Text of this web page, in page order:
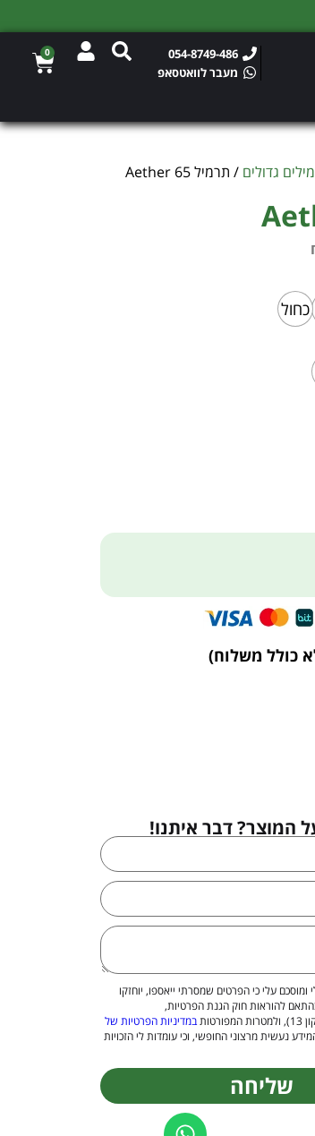
054-8749-486
מעבר לוואטסאפ
0
גדולים
/ תרמיל Aether 65
כחול
כולל משלוח)
המוצר? דבר איתנו!
ומוסכם עלי כי הפרטים שמסרתי ייאספו, יוחזקו
להוראות חוק הגנת הפרטיות,
במדיניות הפרטיות של
נעשית מרצוני החופשי, וכי עומדות לי הזכויות
שליחה